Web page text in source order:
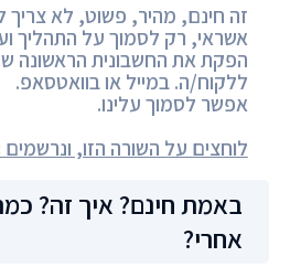
זה חינם, מהיר, פשוט, לא צריך
אשראי, רק לסמוך על התהליך
הפקת את החשבונית הראשונה
ללקוח/ה. במייל או בוואטסאפ.
אפשר לסמוך עלינו.
לוחצים על השורה הזו, ונרשמים
באמת חינם? איך זה?
אחרי?